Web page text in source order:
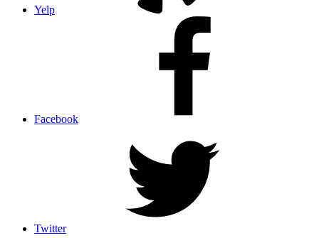
Yelp
Facebook
Twitter